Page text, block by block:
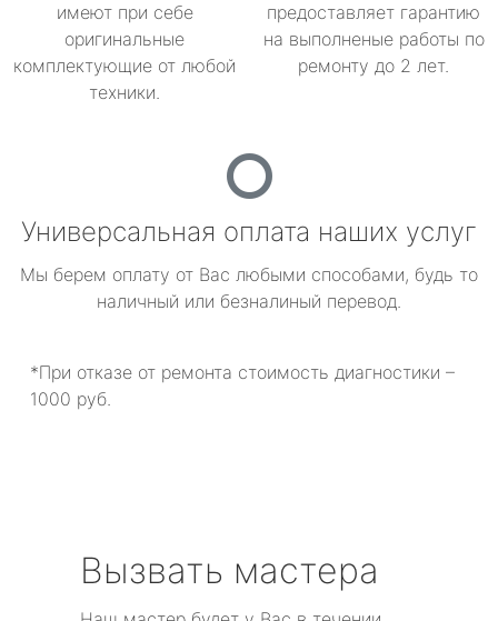
имеют при себе
оригинальные
комплектующие от любой
техники.
предоставляет гарантию
на выполненые работы по
ремонту до 2 лет.
Универсальная оплата наших услуг
Мы берем оплату от Вас любыми способами, будь то
наличный или безналиный перевод.
*При отказе от ремонта стоимость диагностики –
1000 руб.
Вызвать мастера